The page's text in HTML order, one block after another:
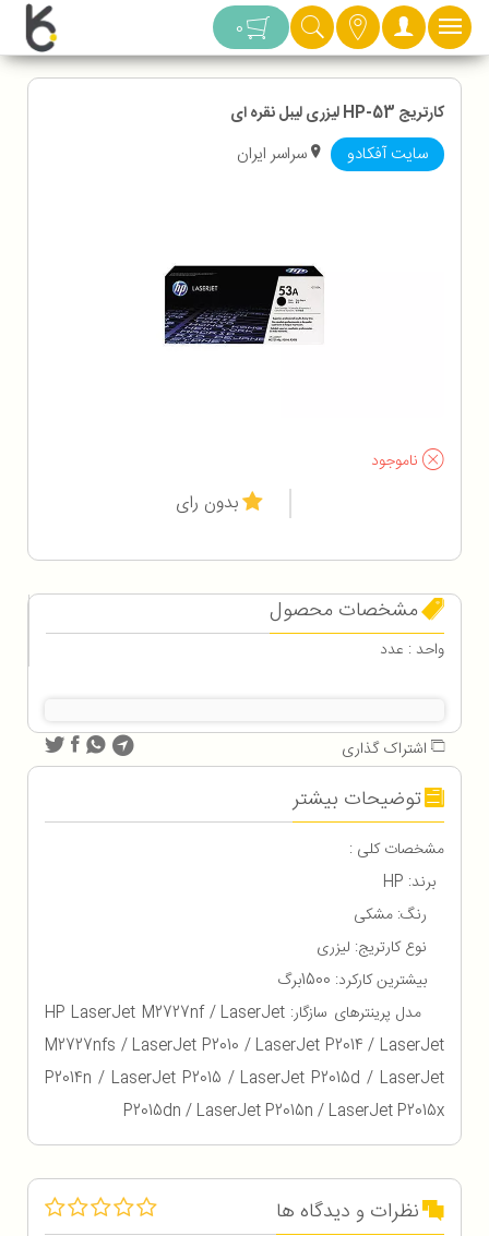
دسته بندی 0
کارتریج HP-53 لیزری لیبل نقره ای
سایت آفکادو سراسر ایران
ناموجود
بدون رای
مشخصات محصول
واحد : عدد
اشتراک گذاری
توضیحات بیشتر
مشخصات کلی :
برند: HP
رنگ: مشکی
نوع کارتریج: لیزری
بیشترین کارکرد: 1500برگ
مدل پرینترهای سازگار: HP LaserJet M2727nf / LaserJet
M2727nfs / LaserJet P2010 / LaserJet P2014 / LaserJet
P2014n / LaserJet P2015 / LaserJet P2015d / LaserJet
P2015dn / LaserJet P2015n / LaserJet P2015x
نظرات و دیدگاه ها